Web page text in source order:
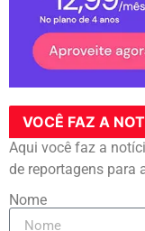
VOCÊ FAZ A
Aqui você faz a
de reportagens para
Nome